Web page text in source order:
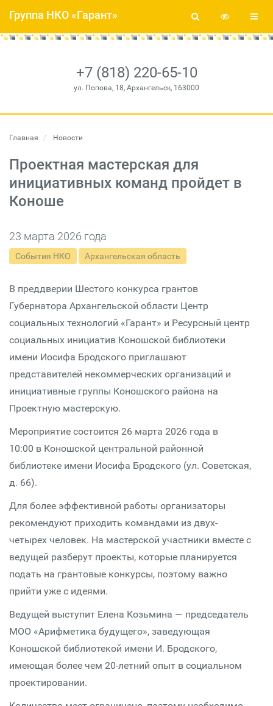
+7 (818) 220-65-10
ул. Попова, 18, Архангельск, 163000
Группа НКО «Гарант»
Главная Новости
Проектная мастерская для
инициативных команд пройдет в
Коноше
23 марта 2026 года
События НКО Архангельская область
В преддверии Шестого конкурса грантов
Губернатора Архангельской области Центр
социальных технологий «Гарант» и Ресурсный центр
социальных инициатив Коношской библиотеки
имени Иосифа Бродского приглашают
представителей некоммерческих организаций и
инициативные группы Коношского района на
Проектную мастерскую.
Мероприятие состоится 26 марта 2026 года в
10:00 в Коношской центральной районной
библиотеке имени Иосифа Бродского (ул. Советская,
д. 66).
Для более эффективной работы организаторы
рекомендуют приходить командами из двух-
четырех человек. На мастерской участники вместе с
ведущей разберут проекты, которые планируется
подать на грантовые конкурсы, поэтому важно
прийти уже с идеями.
Ведущей выступит Елена Козьмина — председатель
МОО «Арифметика будущего», заведующая
Коношской библиотекой имени И. Бродского,
имеющая более чем 20-летний опыт в социальном
проектировании.